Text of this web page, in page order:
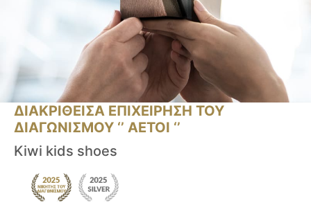
ΔΙΑΚΡΙΘΕΙΣΑ ΕΠΙΧΕΙΡΗΣΗ ΤΟΥ
ΔΙΑΓΩΝΙΣΜΟΥ ‘’ ΑΕΤΟΙ ‘’
Kiwi kids shoes